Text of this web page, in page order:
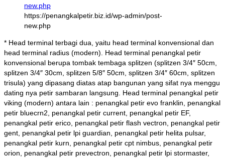
https://penangkalpetir.biz.id/wp-admin/post-
new.php
* Head terminal terbagi dua, yaitu head terminal konvensional dan
head terminal radius (modern). Head terminal penangkal petir
konvensional berupa tombak tembaga splitzen (splitzen 3/4″ 50cm,
splitzen 3/4″ 30cm, splitzen 5/8″ 50cm, splitzen 3/4″ 60cm, splitzen
trisula) yang dipasang diatas atap bangunan yang sifat nya menggu
dating nya petir sambaran langsung. Head terminal penangkal petir
viking (modern) antara lain : penangkal petir evo franklin, penangkal
petir bluecrn2, penangkal petir current, penangkal petir EF,
penangkal petir erico, penangkal petir flash vectron, penangkal petir
gent, penangkal petir lpi guardian, penangkal petir helita pulsar,
penangkal petir kurn, penangkal petir cpt nimbus, penangkal petir
orion, penangkal petir prevectron, penangkal petir lpi stormaster,